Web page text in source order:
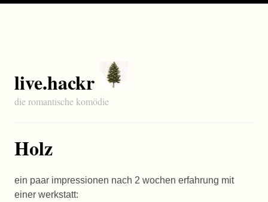
live.hackr
die romantische komödie
Holz
ein paar impressionen nach 2 wochen erfahrung mit
einer werkstatt: